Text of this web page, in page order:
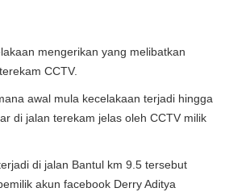
mengerikan yang melibatkan
CCTV.
awal mula kecelakaan terjadi hingga
di jalan terekam jelas oleh CCTV milik
di jalan Bantul km 9.5 tersebut
akun facebook Derry Aditya